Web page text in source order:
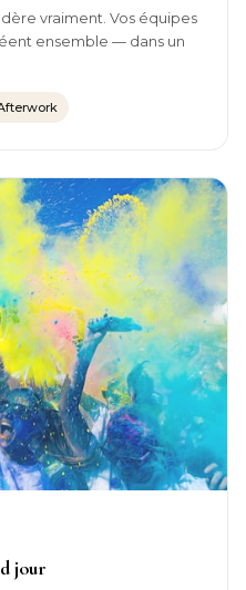
vraiment. Vos équipes
ensemble — dans un
jour